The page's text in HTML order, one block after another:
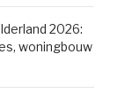
2026:
woningbouw